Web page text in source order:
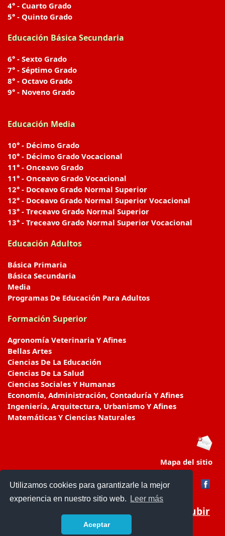
Utilizamos cookies para garantizarle la mejor
experiencia en nuestro sitio web.
Leer más
Aceptar
4° - Cuarto Grado
5° - Quinto Grado
Educación Básica Secundaria
6° - Sexto Grado
7° - Séptimo Grado
8° - Octavo Grado
9° - Noveno Grado
Educación Media
10° - Décimo Grado
10° - Décimo Grado Vocacional
11° - Onceavo Grado
11° - Onceavo Grado Vocacional
12° - Doceavo Grado Normal Superior
12° - Doceavo Grado Normal Superior Vocacional
13° - Treceavo Grado Normal Superior
13° - Treceavo Grado Normal Superior Vocacional
Educación Adultos
Básica Primaria
Básica Secundaria
Media
Programas De Educación Para Adultos
Formación Superior
Agronomía Veterinaria Y Afines
Bellas Artes
Ciencias De La Educación
Ciencias De La Salud
Ciencias Sociales Y Humanas
Economía, Administración, Contaduría Y Afines
Ingeniería, Arquitectura, Urbanismo Y Afines
Matemáticas Y Ciencias Naturales
Mapa del sitio
Subir